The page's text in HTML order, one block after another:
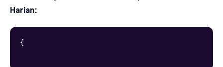
Harian:
{